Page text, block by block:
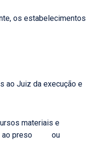
os estabelecimentos
ao Juiz da execução e
materiais e
ao preso ou